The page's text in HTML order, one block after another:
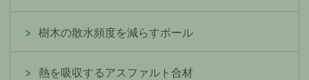
樹木の散水頻度を減らすボール
熱を吸収するアスファルト合材